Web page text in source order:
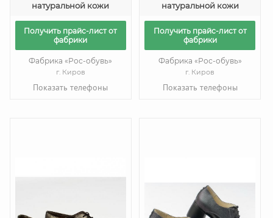
натуральной кожи
Получить прайс-лист от
фабрики
Фабрика «Рос-обувь»
г. Киров
Показать телефоны
натуральной кожи
Получить прайс-лист от
фабрики
Фабрика «Рос-обувь»
г. Киров
Показать телефоны